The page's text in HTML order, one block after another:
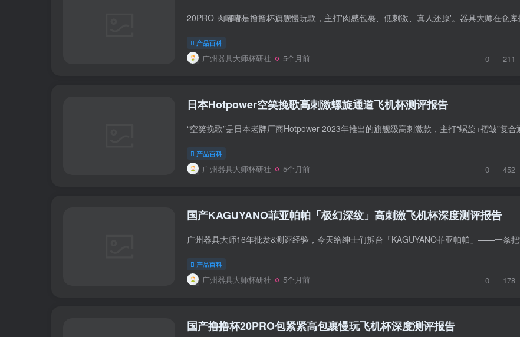
产品百科
广州器具大师杯研社 5个月前 0 211
日本Hotpower空笑挽歌高刺激螺旋通道飞机杯测评报告
产品百科
广州器具大师杯研社 5个月前 0 452
国产KAGUYANO菲亚帕帕「极幻深纹」高刺激飞机杯深度测评报告
产品百科
广州器具大师杯研社 5个月前 0 178
国产撸撸杯20PRO包紧紧高包裹慢玩飞机杯深度测评报告